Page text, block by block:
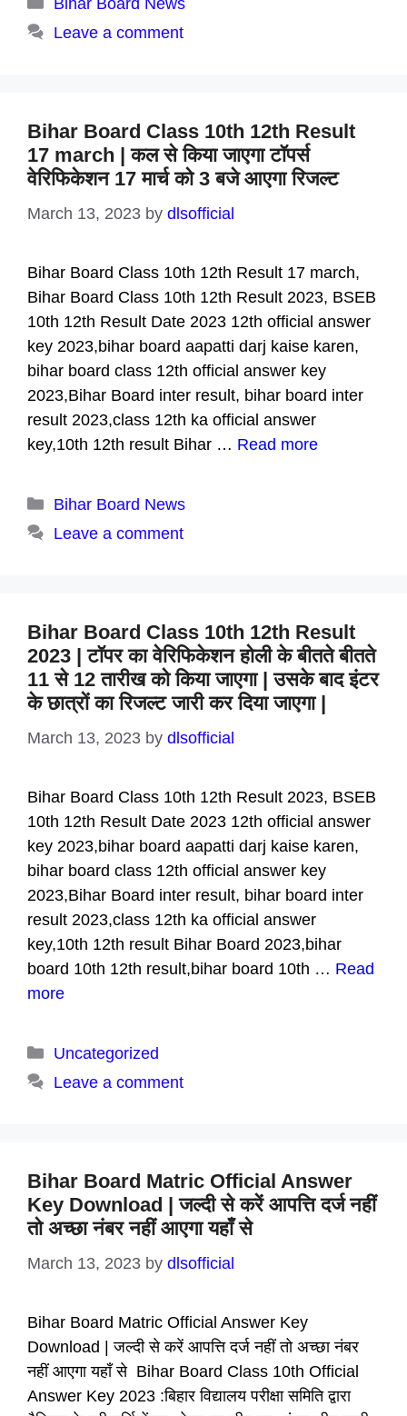
Bihar Board News
Leave a comment
Bihar Board Class 10th 12th Result
17 march | कल से किया जाएगा टॉपर्स
वेरिफिकेशन 17 मार्च को 3 बजे आएगा रिजल्ट
March 13, 2023 by dlsofficial
Bihar Board Class 10th 12th Result 17 march,
Bihar Board Class 10th 12th Result 2023, BSEB
10th 12th Result Date 2023 12th official answer
key 2023,bihar board aapatti darj kaise karen,
bihar board class 12th official answer key
2023,Bihar Board inter result, bihar board inter
result 2023,class 12th ka official answer
key,10th 12th result Bihar … Read more
Categories
Bihar Board News
Leave a comment
Bihar Board Class 10th 12th Result
2023 | टॉपर का वेरिफिकेशन होली के बीतते बीतते
11 से 12 तारीख को किया जाएगा | उसके बाद इंटर
के छात्रों का रिजल्ट जारी कर दिया जाएगा |
March 13, 2023 by dlsofficial
Bihar Board Class 10th 12th Result 2023, BSEB
10th 12th Result Date 2023 12th official answer
key 2023,bihar board aapatti darj kaise karen,
bihar board class 12th official answer key
2023,Bihar Board inter result, bihar board inter
result 2023,class 12th ka official answer
key,10th 12th result Bihar Board 2023,bihar
board 10th 12th result,bihar board 10th … Read
more
Categories
Uncategorized
Leave a comment
Bihar Board Matric Official Answer
Key Download | जल्दी से करें आपत्ति दर्ज नहीं
तो अच्छा नंबर नहीं आएगा यहाँ से
March 13, 2023 by dlsofficial
Bihar Board Matric Official Answer Key
Download | जल्दी से करें आपत्ति दर्ज नहीं तो अच्छा नंबर
नहीं आएगा यहाँ से Bihar Board Class 10th Official
Answer Key 2023 :बिहार विद्यालय परीक्षा समिति द्वारा